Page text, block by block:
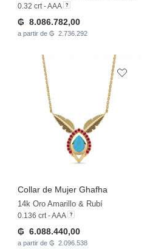
0.32 crt - AAA
₲ 8.086.782,00
a partir de ₲ 2.736.292
Collar de Mujer Ghafha
14k Oro Amarillo & Rubí
0.136 crt - AAA
₲ 6.088.440,00
a partir de ₲ 2.096.538